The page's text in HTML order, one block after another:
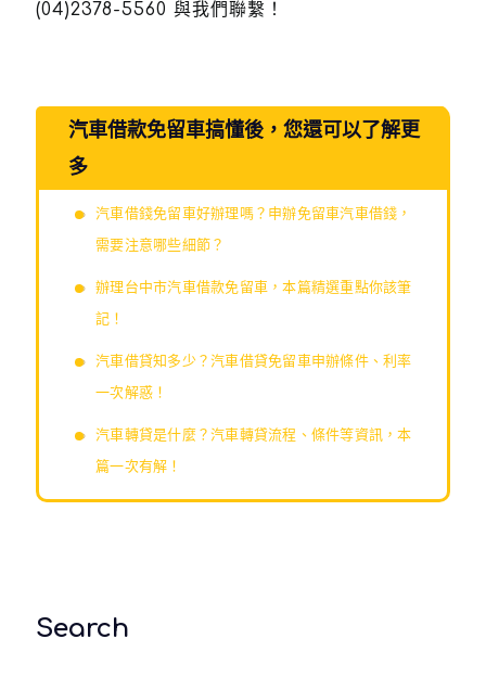
(04)2378-5560 與我們聯繫！
汽車借款免留車搞懂後，您還可以了解更
多
汽車借錢免留車好辦理嗎？申辦免留車汽車借錢，
需要注意哪些細節？
辦理台中市汽車借款免留車，本篇精選重點你該筆
記！
汽車借貸知多少？汽車借貸免留車申辦條件、利率
一次解惑！
汽車轉貸是什麼？汽車轉貸流程、條件等資訊，本
篇一次有解！
Search